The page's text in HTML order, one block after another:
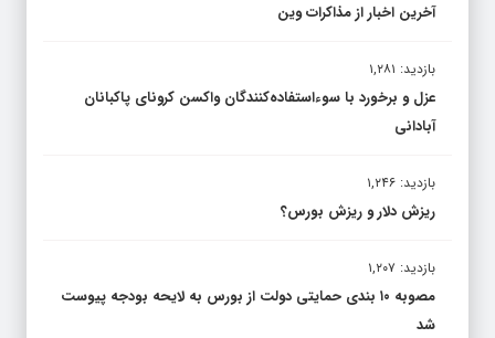
آخرین اخبار از مذاکرات وین
بازدید: ۱,۲۸۱
عزل و برخورد با سوءاستفاده‌کنندگان واکسن کرونای پاکبانان
آبادانی
بازدید: ۱,۲۴۶
ریزش دلار و ریزش بورس؟
بازدید: ۱,۲۰۷
مصوبه ۱۰ بندی حمایتی دولت از بورس به لایحه بودجه پیوست
شد